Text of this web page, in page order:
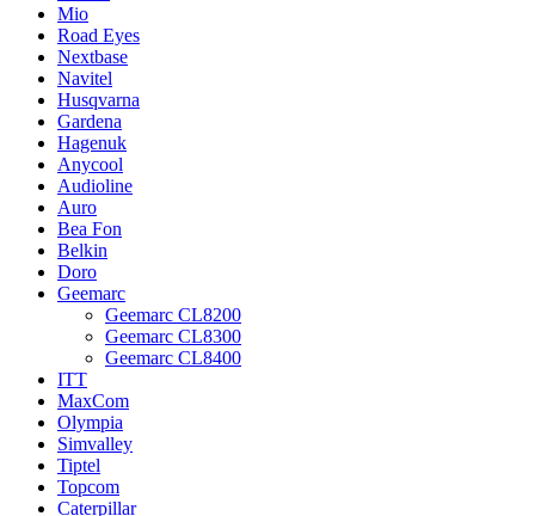
Mio
Road Eyes
Nextbase
Navitel
Husqvarna
Gardena
Hagenuk
Anycool
Audioline
Auro
Bea Fon
Belkin
Doro
Geemarc
Geemarc CL8200
Geemarc CL8300
Geemarc CL8400
ITT
MaxCom
Olympia
Simvalley
Tiptel
Topcom
Caterpillar